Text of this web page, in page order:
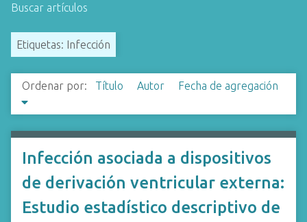
Buscar artículos
Etiquetas: Infección
Ordenar por: Título Autor Fecha de agregación
Infección asociada a dispositivos
de derivación ventricular externa:
Estudio estadístico descriptivo de